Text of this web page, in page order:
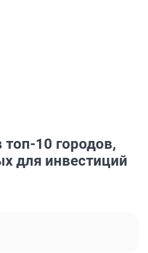
10 городов,
для инвестиций